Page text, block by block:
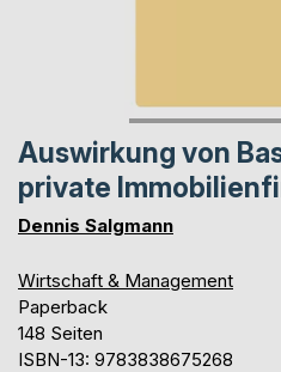
Auswirkung von
private
Dennis Salgmann
Wirtschaft & Management
Paperback
148 Seiten
ISBN-13: 9783838675268